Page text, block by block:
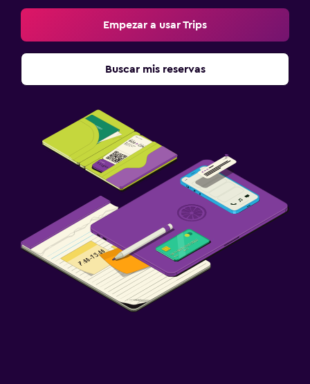
Empezar a usar Trips
Buscar mis reservas